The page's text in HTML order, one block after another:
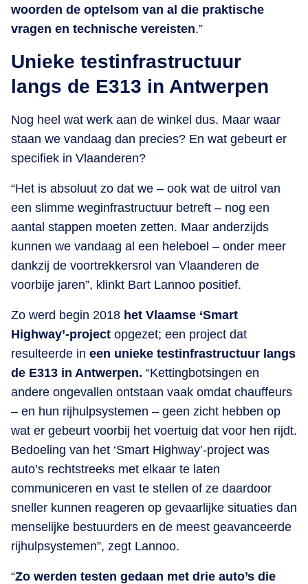
woorden de optelsom van al die praktische
vragen en technische vereisten.”
Unieke testinfrastructuur
langs de E313 in Antwerpen
Nog heel wat werk aan de winkel dus. Maar waar
staan we vandaag dan precies? En wat gebeurt er
specifiek in Vlaanderen?
“Het is absoluut zo dat we – ook wat de uitrol van
een slimme weginfrastructuur betreft – nog een
aantal stappen moeten zetten. Maar anderzijds
kunnen we vandaag al een heleboel – onder meer
dankzij de voortrekkersrol van Vlaanderen de
voorbije jaren”, klinkt Bart Lannoo positief.
Zo werd begin 2018 het Vlaamse ‘Smart
Highway’-project opgezet; een project dat
resulteerde in een unieke testinfrastructuur langs
de E313 in Antwerpen. “Kettingbotsingen en
andere ongevallen ontstaan vaak omdat chauffeurs
– en hun rijhulpsystemen – geen zicht hebben op
wat er gebeurt voorbij het voertuig dat voor hen rijdt.
Bedoeling van het ‘Smart Highway’-project was
auto’s rechtstreeks met elkaar te laten
communiceren en vast te stellen of ze daardoor
sneller kunnen reageren op gevaarlijke situaties dan
menselijke bestuurders en de meest geavanceerde
rijhulpsystemen”, zegt Lannoo.
“Zo werden testen gedaan met drie auto’s die